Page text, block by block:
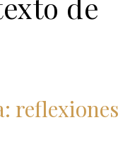
de
reflexiones